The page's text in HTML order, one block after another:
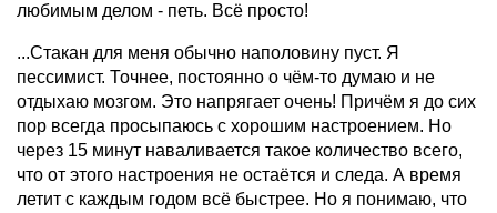
любимым делом - петь. Всё просто!
...Стакан для меня обычно наполовину пуст. Я
пессимист. Точнее, постоянно о чём-то думаю и не
отдыхаю мозгом. Это напрягает очень! Причём я до сих
пор всегда просыпаюсь с хорошим настроением. Но
через 15 минут наваливается такое количест­во всего,
что от этого настроения не остаётся и следа. А время
летит с каждым годом всё быст­рее. Но я понимаю, что